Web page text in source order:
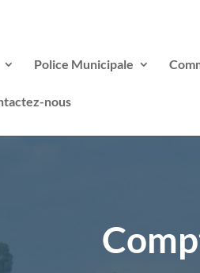
Police Municipale
nous